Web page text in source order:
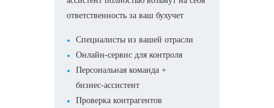
ответственность за ваш бухучет
Специалисты из вашей отрасли
Онлайн-сервис для контроля
Персональная команда +
бизнес-ассистент
Проверка контрагентов